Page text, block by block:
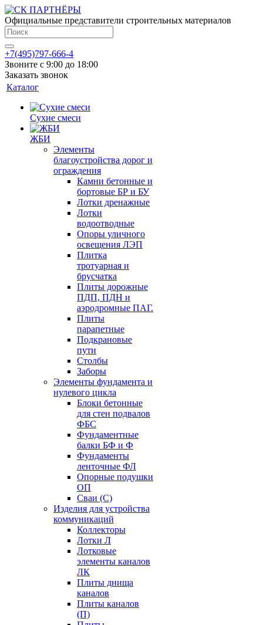
Официальные представители строительных материалов
+7(495)797-666-4
Звоните с 9:00 до 18:00
Заказать звонок
Каталог
Сухие смеси
ЖБИ
Элементы
благоустройства дорог и
ограждения
Камни бетонные и
бортовые БР и БУ
Лотки дренажные
Лотки
водоотводные
Опоры уличного
освещения ЛЭП
Плитка
тротуарная и
брусчатка
Плиты дорожные
ПДП, ПДН и
аэродромные ПАГ.
Плиты
парапетные
Подкрановые
пути
Столбы
Заборы
Элементы фундамента и
нулевого цикла
Блоки бетонные
для стен подвалов
ФБС
Фундаментные
балки БФ и Ф
Фундаменты
ленточные ФЛ
Опорные подушки
ОП
Сваи (С)
Изделия для устройства
коммуникаций
Коллекторы
Лотки Л
Лотковые
элементы каналов
ЛК
Плиты днища
каналов
Плиты каналов
(П)